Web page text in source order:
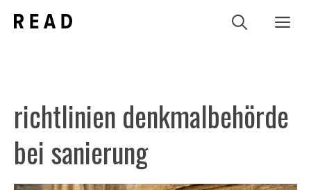
Inhalt
richtlinien denkmalbehörde
bei sanierung